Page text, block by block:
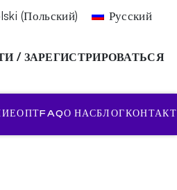
(Польский)
Русский
/ ЗАРЕГИСТРИРОВАТЬСЯ
ОПТFAQО НАСБЛОГКОНТАКТ